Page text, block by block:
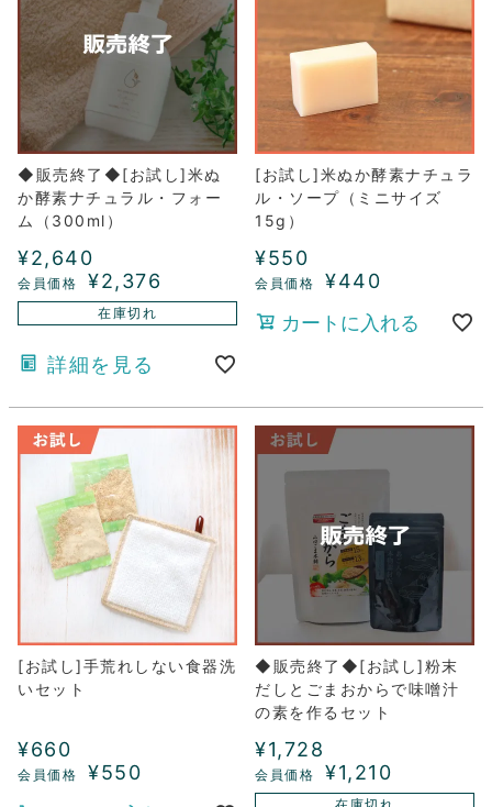
◆販売終了◆[お試し]米ぬ
か酵素ナチュラル・フォー
ム（300ml）
¥2,640
¥2,376
在庫切れ
詳細を見る
[お試し]米ぬか酵素ナチュラ
ル・ソープ（ミニサイズ
15g）
¥550
¥440
カートに入れる
[お試し]手荒れしない食器洗
いセット
¥660
¥550
◆販売終了◆[お試し]粉末
だしとごまおからで味噌汁
の素を作るセット
¥1,728
¥1,210